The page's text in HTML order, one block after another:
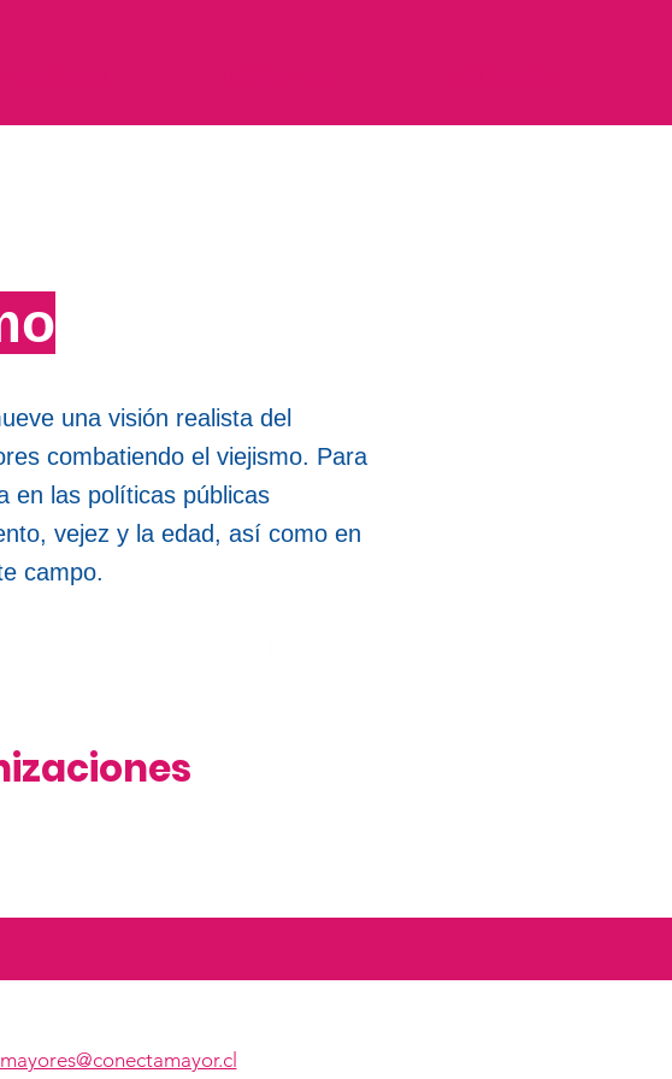
una visión realista del
combatiendo el viejismo. Para
en las políticas públicas
vejez y la edad, así como en
campo.